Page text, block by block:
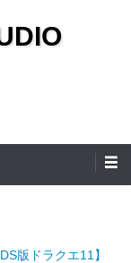
版ドラクエ11】